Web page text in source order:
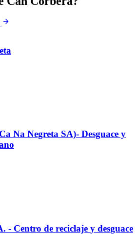
Na Negreta SA)- Desguace y
- Centro de reciclaje y desguace